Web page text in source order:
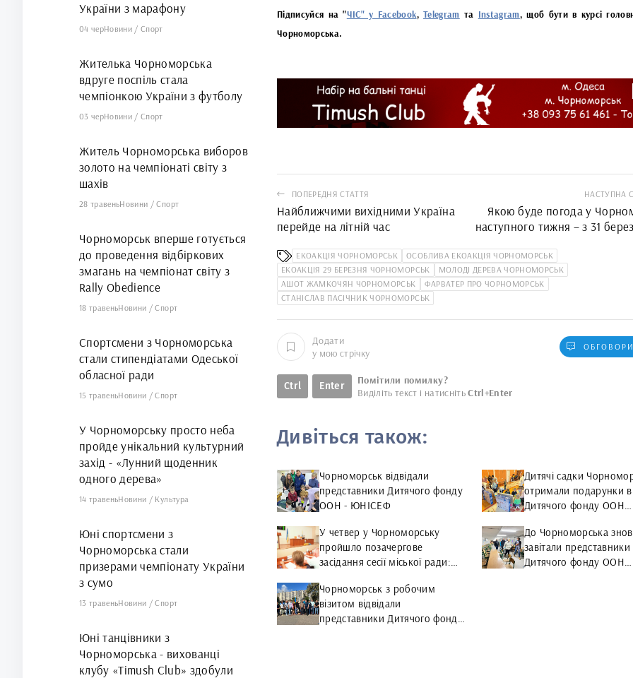
Підписуйся на "ЧІС" у Facebook,Telegram та Instagram, щоб бути в курсі
Чорноморська.
ПОПЕРЕДНЯ СТАТТЯ
Найближчими вихідними Україна
перейде на літній час
НАСТУПНА
Якою буде погода у
наступного тижня – з 31
ЕКОАКЦІЯ ЧОРНОМОРСЬК
ОСОБЛИВА ЕКОАКЦІЯ ЧОРНОМОРСЬК
ЕКОАКЦІЯ 29 БЕРЕЗНЯ ЧОРНОМОРСЬК
МОЛОДІ ДЕРЕВА ЧОРНОМОРСЬК
АШОТ ЖАМКОЧЯН ЧОРНОМОРСЬК
ФАРВАТЕР ПРО ЧОРНОМОРСЬК
СТАНІСЛАВ ПАСІЧНИК ЧОРНОМОРСЬК
Додати
у мою стрічку
Ctrl Enter
Помітили помилку?
Виділіть текст і натиснітьCtrl+Enter
Дивіться також:
Чорноморськ відвідали
представники Дитячого фонду
ООН - ЮНІСЕФ
Дитячі садки
отримали подарунки
Дитячого фонду ООН
У четвер у Чорноморську
пройшло позачергове
засідання сесії міської ради:
До Чорноморська
завітали представники
Дитячого фонду ООН
Чорноморськ з робочим
візитом відвідали
представники Дитячого фонду
України з марафону
04 черНовини /Спорт
Жителька Чорноморська
вдруге поспіль стала
чемпіонкою України з футболу
03 черНовини /Спорт
Житель Чорноморська виборов
золото на чемпіонаті світу з
шахів
28 травеньНовини /Спорт
Чорноморськ вперше готується
до проведення відбіркових
змагань на чемпіонат світу з
Rally Obedience
18 травеньНовини /Спорт
Спортсмени з Чорноморська
стали стипендіатами Одеської
обласної ради
15 травеньНовини /Спорт
У Чорноморську просто неба
пройде унікальний культурний
захід - «Лунний щоденник
одного дерева»
14 травеньНовини / Культура
Юні спортсмени з
Чорноморська стали
призерами чемпіонату України
з сумо
13 травеньНовини /Спорт
Юні танцівники з
Чорноморська - вихованці
клубу «Timush Club» здобули